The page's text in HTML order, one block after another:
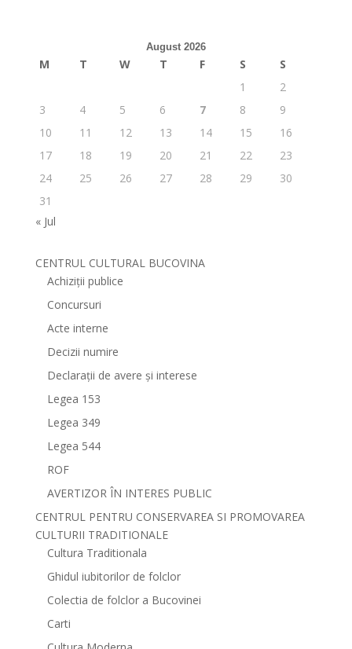
August 2026
M T W T F S
S
1
2
3
4 5 6 7 8
9
10
11 12 13 14 15
16
17
18 19 20 21 22
23
24
25 26 27 28 29
30
31
« Jul
CENTRUL CULTURAL BUCOVINA
Achiziții publice
Concursuri
Acte interne
Decizii numire
Declarații de avere și interese
Legea 153
Legea 349
Legea 544
ROF
AVERTIZOR ÎN INTERES PUBLIC
CENTRUL PENTRU CONSERVAREA SI PROMOVAREA
CULTURII TRADITIONALE
Cultura Traditionala
Ghidul iubitorilor de folclor
Colectia de folclor a Bucovinei
Carti